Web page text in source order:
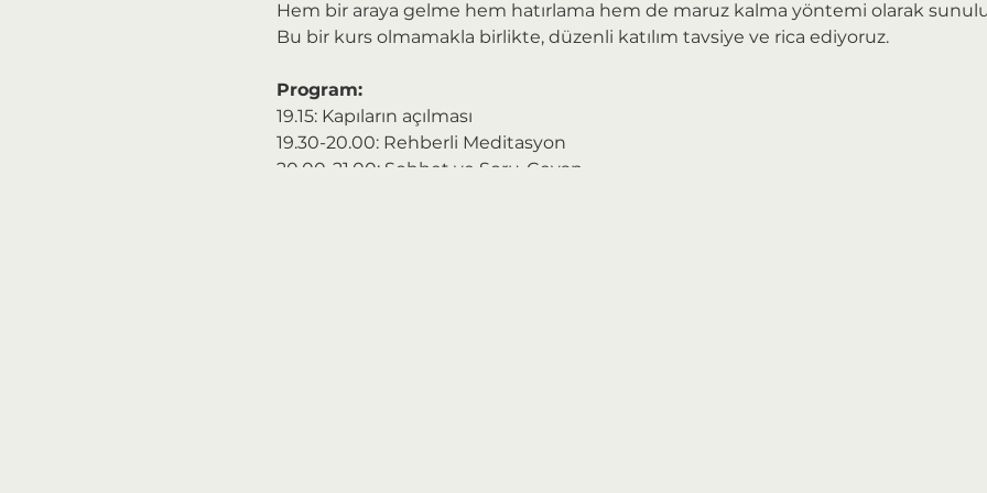
Hem bir araya gelme hem hatırlama hem de maruz kalma yöntemi olarak
Bu bir kurs olmamakla birlikte, düzenli katılım tavsiye ve rica ediyoruz.
Program:
19.15: Kapıların açılması
19.30-20.00: Rehberli Meditasyon
20.00-21.00: Sohbet ve Soru-Cevap